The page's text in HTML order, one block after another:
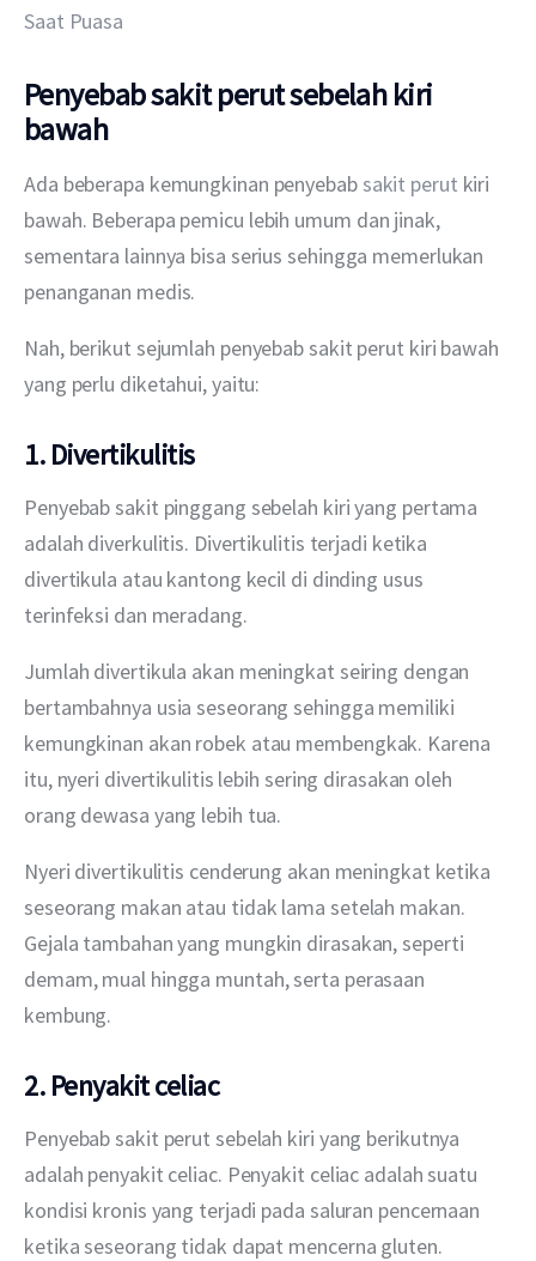
Saat Puasa
Penyebab sakit perut sebelah kiri
bawah
Ada beberapa kemungkinan penyebab sakit perut kiri
bawah. Beberapa pemicu lebih umum dan jinak,
sementara lainnya bisa serius sehingga memerlukan
penanganan medis.
Nah, berikut sejumlah penyebab sakit perut kiri bawah
yang perlu diketahui, yaitu:
1. Divertikulitis
Penyebab sakit pinggang sebelah kiri yang pertama
adalah diverkulitis. Divertikulitis terjadi ketika
divertikula atau kantong kecil di dinding usus
terinfeksi dan meradang.
Jumlah divertikula akan meningkat seiring dengan
bertambahnya usia seseorang sehingga memiliki
kemungkinan akan robek atau membengkak. Karena
itu, nyeri divertikulitis lebih sering dirasakan oleh
orang dewasa yang lebih tua.
Nyeri divertikulitis cenderung akan meningkat ketika
seseorang makan atau tidak lama setelah makan.
Gejala tambahan yang mungkin dirasakan, seperti
demam, mual hingga muntah, serta perasaan
kembung.
2. Penyakit celiac
Penyebab sakit perut sebelah kiri yang berikutnya
adalah penyakit celiac. Penyakit celiac adalah suatu
kondisi kronis yang terjadi pada saluran pencernaan
ketika seseorang tidak dapat mencerna gluten.